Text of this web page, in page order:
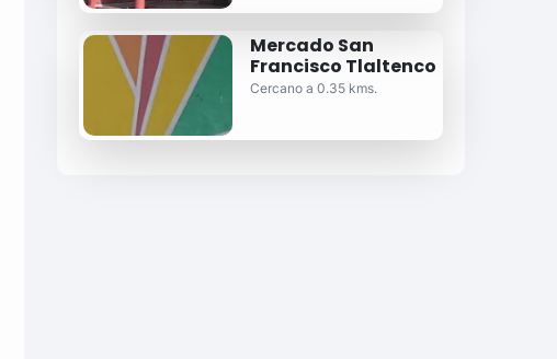
Mercado San
Francisco Tlaltenco
Cercano a 0.35 kms.